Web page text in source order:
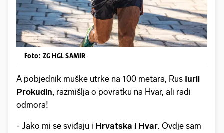
Foto: ZG HGL SAMIR
A pobjednik muške utrke na 100 metara, Rus Iurii
Prokudin, razmišlja o povratku na Hvar, ali radi
odmora!
- Jako mi se sviđaju i Hrvatska i Hvar. Ovdje sam